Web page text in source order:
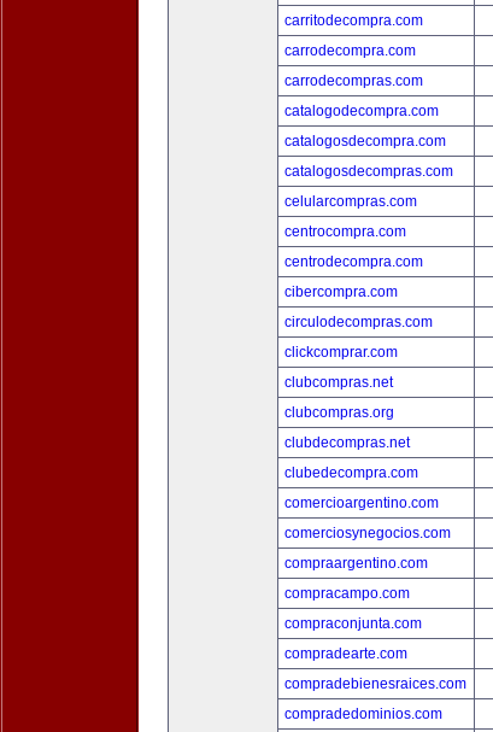
carritodecompra.com
carrodecompra.com
carrodecompras.com
catalogodecompra.com
catalogosdecompra.com
catalogosdecompras.com
celularcompras.com
centrocompra.com
centrodecompra.com
cibercompra.com
circulodecompras.com
clickcomprar.com
clubcompras.net
clubcompras.org
clubdecompras.net
clubedecompra.com
comercioargentino.com
comerciosynegocios.com
compraargentino.com
compracampo.com
compraconjunta.com
compradearte.com
compradebienesraices.com
compradedominios.com